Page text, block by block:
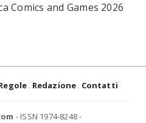
Comics and Games 2026
Redazione Contatti
- ISSN 1974-8248 -